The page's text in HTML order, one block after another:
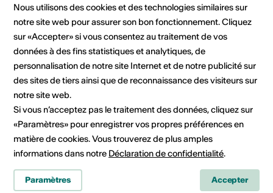
Institution / organisation
Orchestre d'Harmonie du Valais OHV
c/o Pascal Jonneret
Bonnes Luites 18
1920 Martigny
Téléphone +41 (0)79 269 03 15
E-Mail
Site Internet
Planifier un itinéraire
Transports publics
Nous utilisons des cookies et des technologies similaires sur
notre site web pour assurer son bon fonctionnement. Cliquez
sur «Accepter» si vous consentez au traitement de vos
données à des fins statistiques et analytiques, de
personnalisation de notre site Internet et de notre publicité sur
des sites de tiers ainsi que de reconnaissance des visiteurs sur
notre site web.
Si vous n’acceptez pas le traitement des données, cliquez sur
«Paramètres» pour enregistrer vos propres préférences en
matière de cookies. Vous trouverez de plus amples
informations dans notre Déclaration de confidentialité.
Paramètres Accepter